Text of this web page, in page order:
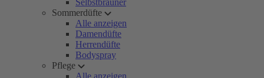
Selbstbräuner
Sommerdüfte
Alle anzeigen
Damendüfte
Herrendüfte
Bodyspray
Pflege
Alle anzeigen